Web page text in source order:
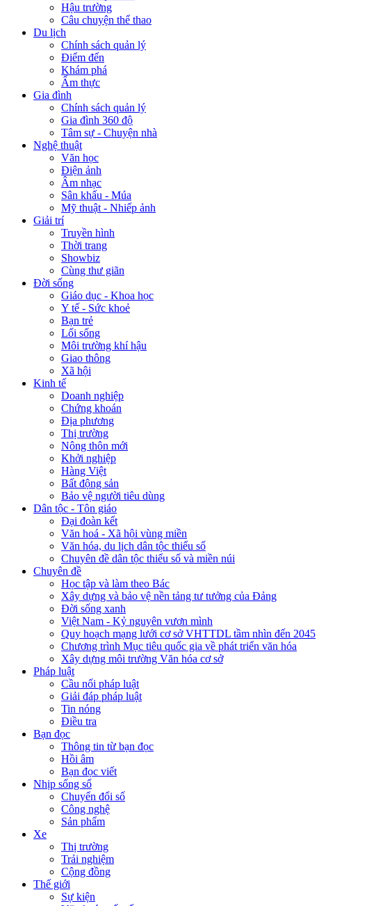
Hậu trường
Câu chuyện thể thao
Du lịch
Chính sách quản lý
Điểm đến
Khám phá
Ẩm thực
Gia đình
Chính sách quản lý
Gia đình 360 độ
Tâm sự - Chuyện nhà
Nghệ thuật
Văn học
Điện ảnh
Âm nhạc
Sân khấu - Múa
Mỹ thuật - Nhiếp ảnh
Giải trí
Truyền hình
Thời trang
Showbiz
Cùng thư giãn
Đời sống
Giáo dục - Khoa học
Y tế - Sức khoẻ
Bạn trẻ
Lối sống
Môi trường khí hậu
Giao thông
Xã hội
Kinh tế
Doanh nghiệp
Chứng khoán
Địa phương
Thị trường
Nông thôn mới
Khởi nghiệp
Hàng Việt
Bất động sản
Bảo vệ người tiêu dùng
Dân tộc - Tôn giáo
Đại đoàn kết
Văn hoá - Xã hội vùng miền
Văn hóa, du lịch dân tộc thiểu số
Chuyên đề dân tộc thiểu số và miền núi
Chuyên đề
Học tập và làm theo Bác
Xây dựng và bảo vệ nền tảng tư tưởng của Đảng
Đời sống xanh
Việt Nam - Kỷ nguyên vươn mình
Quy hoạch mạng lưới cơ sở VHTTDL tầm nhìn đến 2045
Chương trình Mục tiêu quốc gia về phát triển văn hóa
Xây dựng môi trường Văn hóa cơ sở
Pháp luật
Cầu nối pháp luật
Giải đáp pháp luật
Tin nóng
Điều tra
Bạn đọc
Thông tin từ bạn đọc
Hồi âm
Bạn đọc viết
Nhịp sống số
Chuyển đổi số
Công nghệ
Sản phẩm
Xe
Thị trường
Trải nghiệm
Cộng đồng
Thế giới
Sự kiện